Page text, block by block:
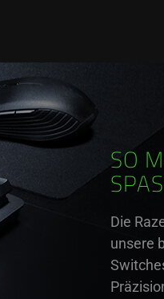
SO
Die
unsere